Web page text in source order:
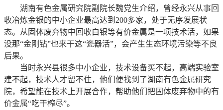
湖南有色金属研究院副院长魏党生介绍，曾经永兴从事回
收冶炼金银的中小企业最高达到200多家，处于无序发展状
态。从固体废弃物中回收白银等有价金属是一项技术活，如果
没那“金刚钻”也来干这“瓷器活”，会产生生态环境污染等不良
后果。
当时永兴县很多中小企业，技术设备买不起，高端实验室
建不起，技术人才留不住，他们便找到了湖南有色金属研究
院，希望能在技术上开展合作，帮助他们把固体废弃物中的有
价金属“吃干榨尽”。